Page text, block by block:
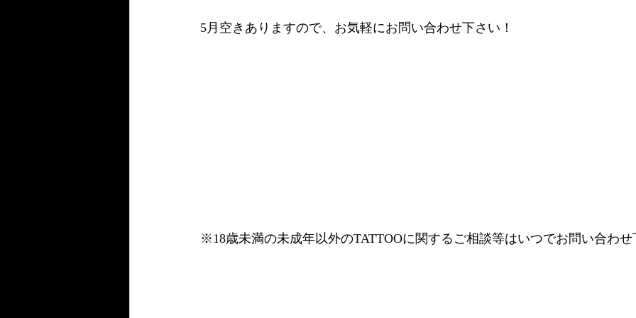
5月空きありますので、お気軽にお問い合わせ下さい！
※18歳未満の未成年以外のTATTOOに関するご相談等はいつでお問い合わ